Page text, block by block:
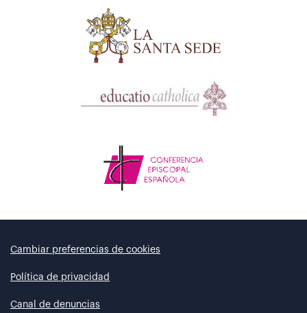
Cambiar preferencias de cookies
Política de privacidad
Canal de denuncias